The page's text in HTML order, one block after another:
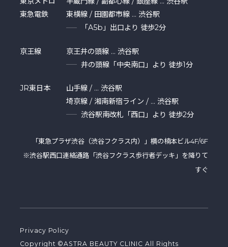
東急電鉄
東横線 / 田園都市線 … 渋谷駅
「A5b」出口より 徒歩2分
京王線
京王井の頭線 … 渋谷駅
井の頭線「中央南口」より 徒歩1分
JR東日本
山手線 / … 渋谷駅
埼京線 / 湘南新宿ライン / … 渋谷駅
渋谷駅南改札「西口」より 徒歩2分
「東急プラザ渋⾕（渋谷フクラス内）」横の楠本ビル4F/6F
※渋谷駅西口連絡通路「渋谷フクラス歩行者デッキ」を降りて
すぐ
Privacy Policy
Copyright ©ASTRA BEAUTY CLINIC All Rights